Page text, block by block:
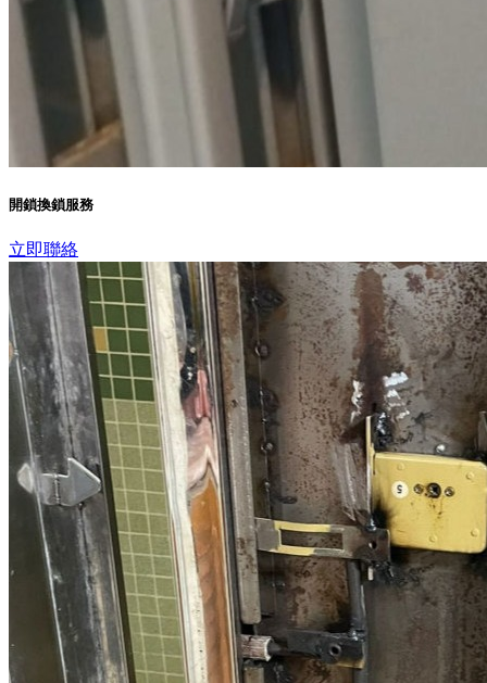
開鎖換鎖服務
立即聯絡